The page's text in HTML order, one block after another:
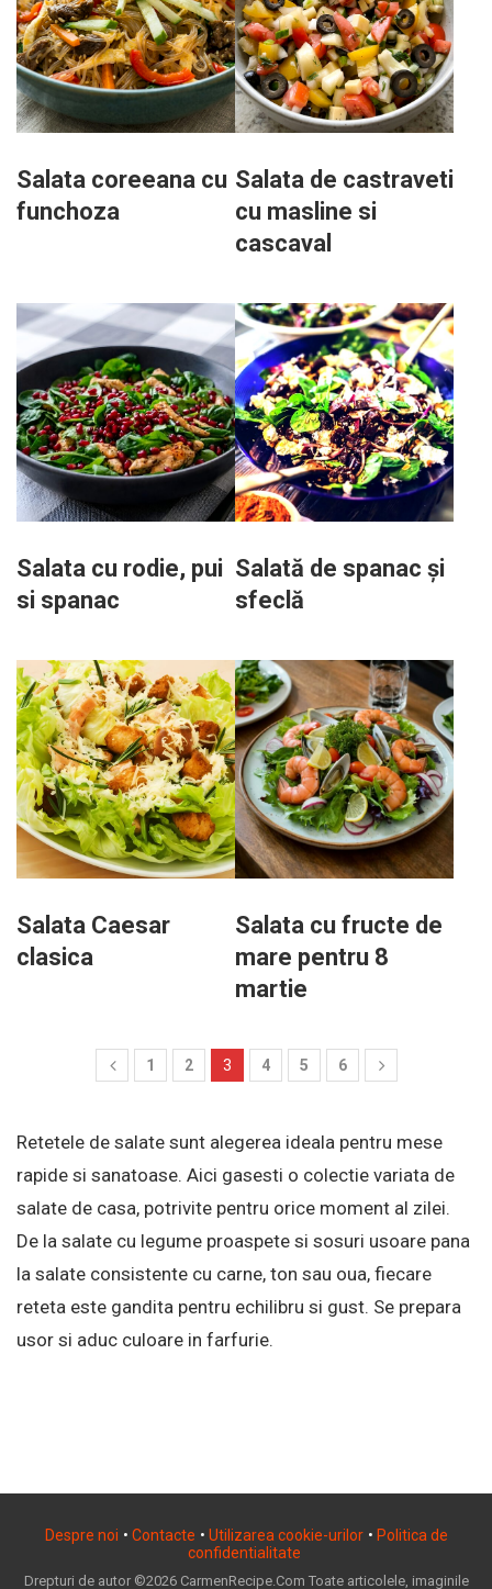
Salata coreeana cu
funchoza
Salata de castraveti
cu masline si
cascaval
Salata cu rodie, pui
si spanac
Salată de spanac și
sfeclă
Salata Caesar
clasica
Salata cu fructe de
mare pentru 8
martie
1 2 3 4 5 6
Retetele de salate sunt alegerea ideala pentru mese
rapide si sanatoase. Aici gasesti o colectie variata de
salate de casa, potrivite pentru orice moment al zilei.
De la salate cu legume proaspete si sosuri usoare pana
la salate consistente cu carne, ton sau oua, fiecare
reteta este gandita pentru echilibru si gust. Se prepara
usor si aduc culoare in farfurie.
Despre noi • Contacte • Utilizarea cookie-urilor • Politica de
confidentialitate
Drepturi de autor ©2026 CarmenRecipe.Com Toate articolele, imaginile